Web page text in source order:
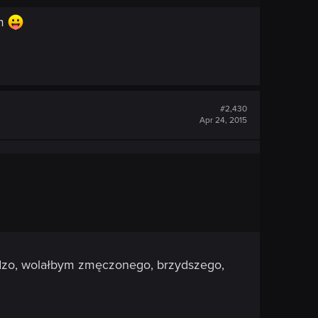
#2,430
Apr 24, 2015
wolałbym zmęczonego, brzydszego,